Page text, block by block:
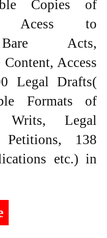
Copies of
Acess to
Bare Acts,
Access
Legal Drafts(
Formats of
Writs, Legal
138
etc.) in